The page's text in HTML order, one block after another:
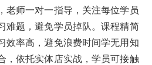
老师一对一指导，关注每位学员
难题，避免学员掉队。课程精简
效率高，避免浪费时间学无用知
，依托实体店实战，学员可接触